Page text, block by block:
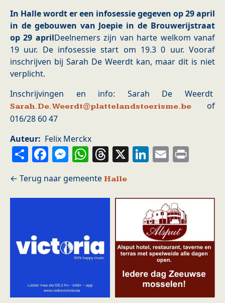
In Halle wordt er een infosessie gegeven op 29 april
in de gebouwen van Joepie in de Brouwerijstraat
op 29 aprilDeelnemers zijn van harte welkom vanaf
19 uur. De infosessie start om 19.3 0 uur. Vooraf
inschrijven bij Sarah De Weerdt kan, maar dit is niet
verplicht.
Inschrijvingen en info: Sarah De Weerdt
Sarah.De.Weerdt@plattelandstoerisme.be of
016/28 60 47
Auteur
Felix Merckx
ShareFacebook
Messenger
WhatsApp
Threads
X LinkedIn
Email
Halle